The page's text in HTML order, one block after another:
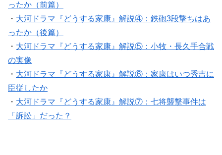
ったか（前篇）
・ 大河ドラマ『どうする家康』解説④：鉄砲3段撃ちはあ
ったか（後篇）
・ 大河ドラマ『どうする家康』解説⑤：小牧・長久手合戦
の実像
・ 大河ドラマ『どうする家康』解説⑥：家康はいつ秀吉に
臣従したか
・ 大河ドラマ『どうする家康』解説⑦：七将襲撃事件は
「訴訟」だった？